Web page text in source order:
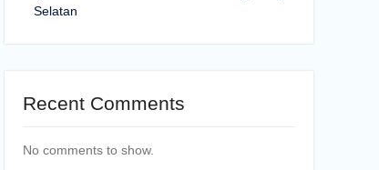
Selatan
Recent Comments
No comments to show.